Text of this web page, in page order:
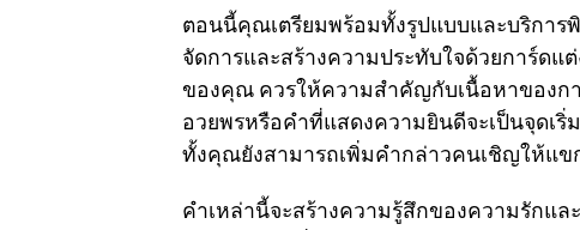
ตอนนี้คุณเตรียมพร้อมทั้งรูปแบบและบริกา
จัดการและสร้างความประทับใจด้วยการ์ด
ของคุณ ควรให้ความสำคัญกับเนื้อหาของ
อวยพรหรือคำที่แสดงความยินดีจะเป็นจุดเ
ทั้งคุณยังสามารถเพิ่มคำกล่าวคนเชิญให้แ
คำเหล่านี้จะสร้างความรู้สึกของความรัก